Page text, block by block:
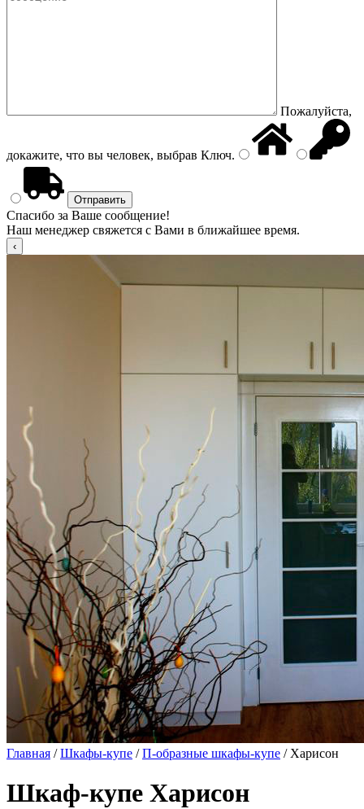
Пожалуйста,
докажите, что вы человек, выбрав Ключ.
Спасибо за Ваше сообщение!
Наш менеджер свяжется с Вами в ближайшее время.
Главная /Шкафы-купе /П-образные шкафы-купе / Харисон
Шкаф-купе Харисон